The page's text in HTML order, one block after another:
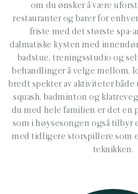
om du ønsker å være
restauranter og barer for
friste med det største spa-
dalmatiske kysten med
badstue, treningsstudio og
behandlinger å velge mellom.
bredt spekter av aktiviteter
squash, badminton og
du med hele familien er det en
som i høysesongen også tilbyr
med tidligere storspillere som
teknikken.